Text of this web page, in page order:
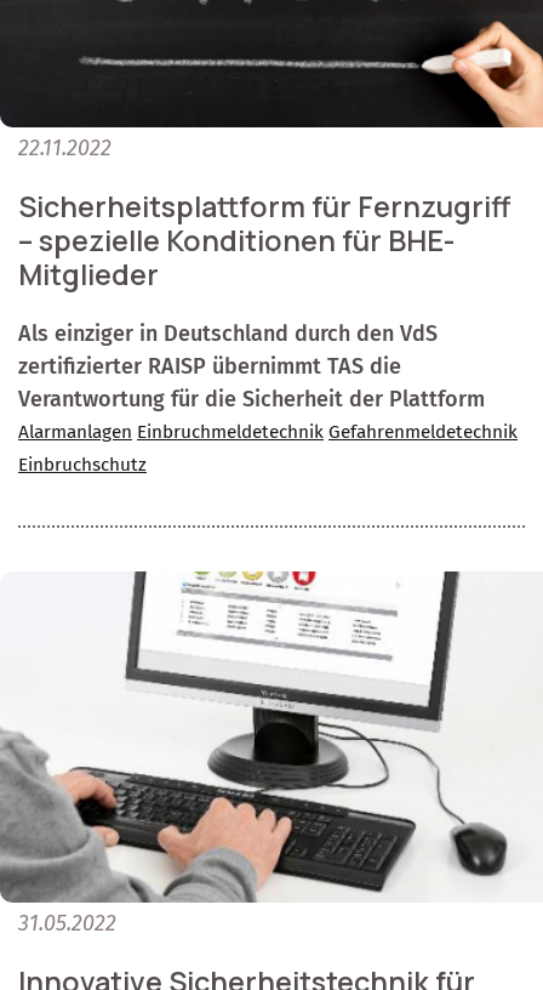
22.11.2022
Sicherheitsplattform für Fernzugriff
– spezielle Konditionen für BHE-
Mitglieder
Als einziger in Deutschland durch den VdS
zertifizierter RAISP übernimmt TAS die
Verantwortung für die Sicherheit der Plattform
Alarmanlagen Einbruchmeldetechnik Gefahrenmeldetechnik
Einbruchschutz
31.05.2022
Innovative Sicherheitstechnik für